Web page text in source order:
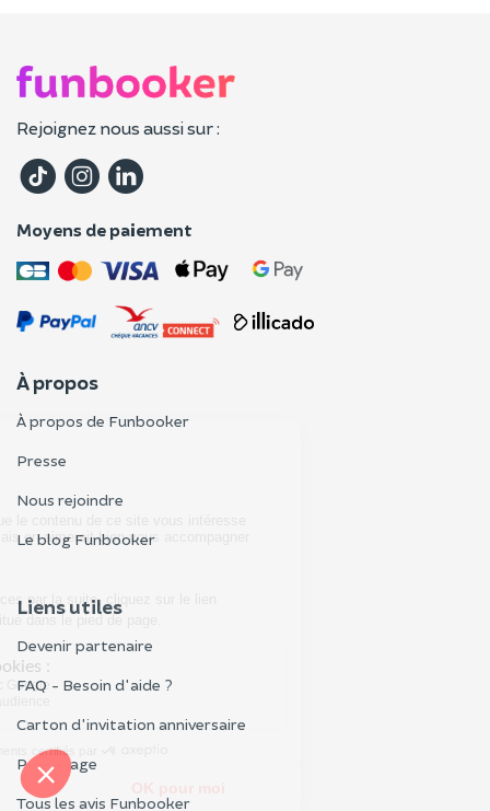
Rejoignez nous aussi sur :
Moyens de paiement
À propos
À propos de Funbooker
Presse
Nous rejoindre
Le blog Funbooker
Liens utiles
Devenir partenaire
FAQ - Besoin d'aide ?
Carton d'invitation anniversaire
Parrainage
Tous les avis Funbooker